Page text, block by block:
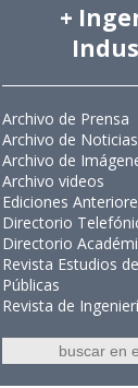
+
Archivo de Prensa
Archivo de Noticias
Archivo de
Archivo videos
Ediciones
Directorio
Directorio
Revista Estudios
Públicas
Revista de